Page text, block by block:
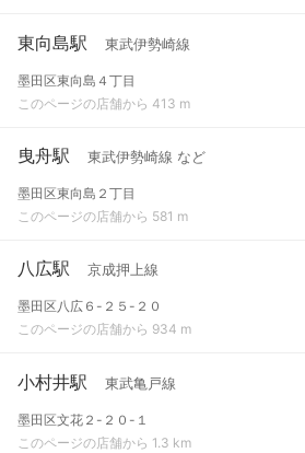
東向島駅 東武伊勢崎線
墨田区東向島４丁目
このページの店舗から 413 m
曳舟駅 東武伊勢崎線 など
墨田区東向島２丁目
このページの店舗から 581 m
八広駅 京成押上線
墨田区八広６-２５-２０
このページの店舗から 934 m
小村井駅 東武亀戸線
墨田区文花２-２０-１
このページの店舗から 1.3 km